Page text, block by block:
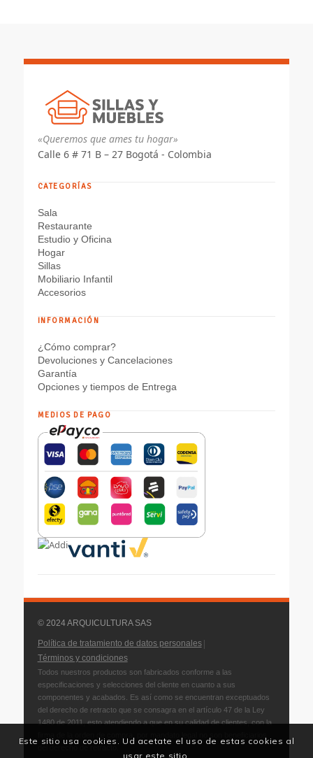
$ 274.890
«Queremos que ames tu hogar»
Calle 6 # 71 B – 27 Bogotá - Colombia
CATEGORÍAS
Sala
Restaurante
Estudio y Oficina
Hogar
Sillas
Mobiliario Infantil
Accesorios
INFORMACIÓN
¿Cómo comprar?
Devoluciones y Cancelaciones
Garantía
Opciones y tiempos de Entrega
MEDIOS DE PAGO
© 2024 ARQUICULTURA SAS
Política de tratamiento de datos personales|
Términos y condiciones
Todos nuestros productos son fabricados conforme a las
especificaciones y selecciones del cliente en cuanto a sus
componentes y acabados. Es así como se encuentran exceptuados
del derecho de retracto que se consagra en el artículo 47 de la Ley
1480 de 2011, esto atendiendo a que en su calidad de clientes, con la
Este sitio usa cookies. Ud acetate el uso de estas cookies al
usar este sitio.